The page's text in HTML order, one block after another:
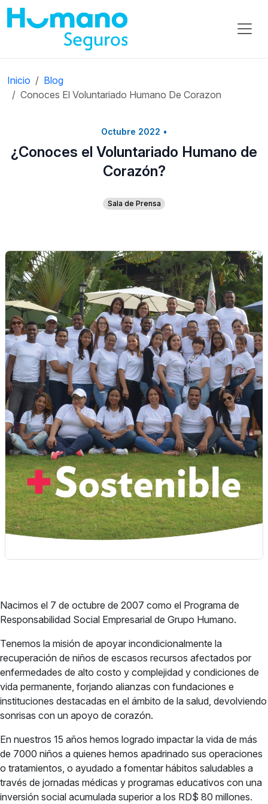
Inicio
Blog
Conoces El Voluntariado Humano De Corazon
Octubre 2022 •
¿Conoces el Voluntariado Humano de
Corazón?
Sala de Prensa
Nacimos el 7 de octubre de 2007 como el Programa de
Responsabilidad Social Empresarial de Grupo Humano.
Tenemos la misión de apoyar incondicionalmente la
recuperación de niños de escasos recursos afectados por
enfermedades de alto costo y complejidad y condiciones de
vida permanente, forjando alianzas con fundaciones e
instituciones destacadas en el ámbito de la salud, devolviendo
sonrisas con un apoyo de corazón.
En nuestros 15 años hemos logrado impactar la vida de más
de 7000 niños a quienes hemos apadrinado sus operaciones
o tratamientos, o ayudado a fomentar hábitos saludables a
través de jornadas médicas y programas educativos con una
inversión social acumulada superior a los RD$ 80 millones.